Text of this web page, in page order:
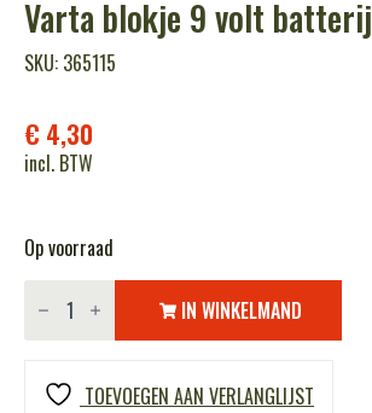
Varta blokje 9 volt batterij
SKU: 365115
€ 4,30
incl. BTW
Op voorraad
Varta
blokje
volt
batterij
aantal
IN WINKELMAND
TOEVOEGEN AAN VERLANGLIJST